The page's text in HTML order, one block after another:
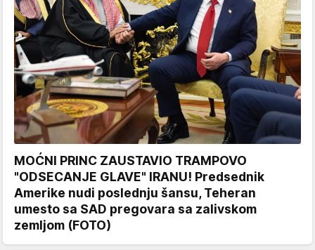
MOĆNI PRINC ZAUSTAVIO TRAMPOVO
"ODSECANJE GLAVE" IRANU! Predsednik
Amerike nudi poslednju šansu, Teheran
umesto sa SAD pregovara sa zalivskom
zemljom (FOTO)